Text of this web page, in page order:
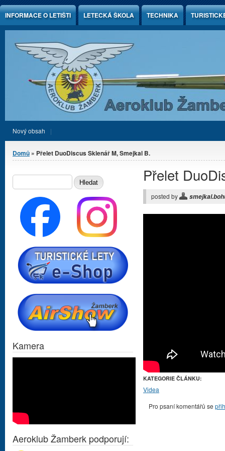
Jump to Content
INFORMACE O LETIŠTI LETECKÁ ŠKOLA TECHNIKA
Nový obsah
Jste zde
Domů » Přelet DuoDiscus Sklenář M, Smejkal B.
Přelet
posted by
KATEGORIE ČLÁNKU:
Videa
Pro psaní komentářů se
Vyhledávání
Kamera
Aeroklub Žamberk podporují: